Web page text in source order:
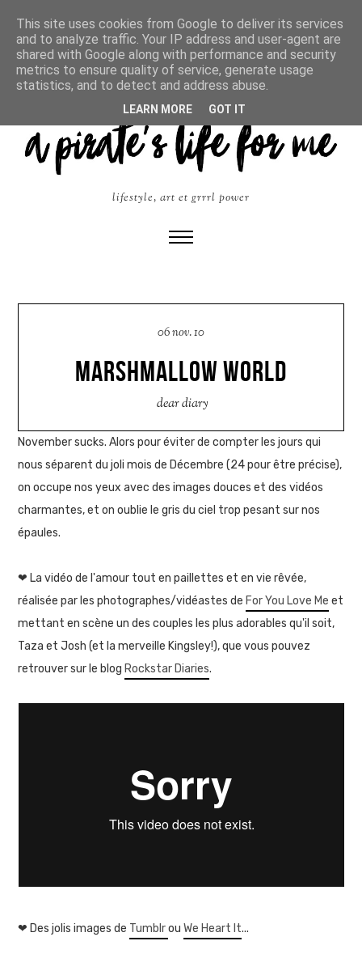
lifestyle, art et grrrl power
06 nov. 10
MARSHMALLOW WORLD
dear diary
November sucks. Alors pour éviter de compter les jours qui
nous séparent du joli mois de Décembre (24 pour être précise),
on occupe nos yeux avec des images douces et des vidéos
charmantes, et on oublie le gris du ciel trop pesant sur nos
épaules.
❤ La vidéo de l'amour tout en paillettes et en vie rêvée,
réalisée par les photographes/vidéastes de For You Love Me et
mettant en scène un des couples les plus adorables qu'il soit,
Taza et Josh (et la merveille Kingsley!), que vous pouvez
retrouver sur le blog Rockstar Diaries.
❤ Des jolis images de TumblrouWe Heart It...
This site uses cookies from Google to deliver its services
and to analyze traffic. Your IP address and user-agent are
shared with Google along with performance and security
metrics to ensure quality of service, generate usage
statistics, and to detect and address abuse.
LEARN MORE GOT IT